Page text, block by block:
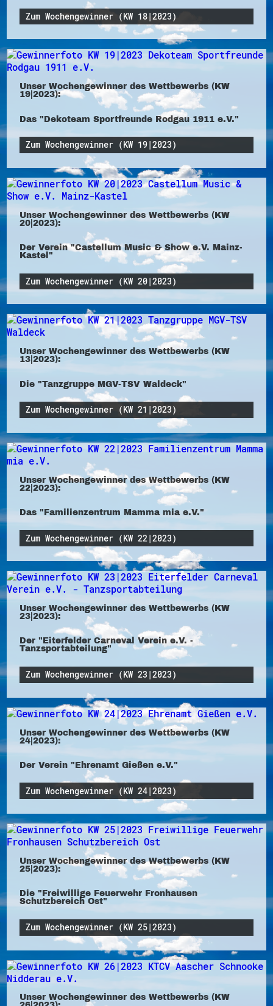
Zum Wochengewinner (KW 18|2023)
Unser Wochengewinner des Wettbewerbs (KW
19|2023):
Das "Dekoteam Sportfreunde Rodgau 1911 e.V."
Zum Wochengewinner (KW 19|2023)
Unser Wochengewinner des Wettbewerbs (KW
20|2023):
Der Verein "Castellum Music & Show e.V. Mainz-
Kastel"
Zum Wochengewinner (KW 20|2023)
Unser Wochengewinner des Wettbewerbs (KW
13|2023):
Die "Tanzgruppe MGV-TSV Waldeck"
Zum Wochengewinner (KW 21|2023)
Unser Wochengewinner des Wettbewerbs (KW
22|2023):
Das "Familienzentrum Mamma mia e.V."
Zum Wochengewinner (KW 22|2023)
Unser Wochengewinner des Wettbewerbs (KW
23|2023):
Der "Eiterfelder Carneval Verein e.V. -
Tanzsportabteilung"
Zum Wochengewinner (KW 23|2023)
Unser Wochengewinner des Wettbewerbs (KW
24|2023):
Der Verein "Ehrenamt Gießen e.V."
Zum Wochengewinner (KW 24|2023)
Unser Wochengewinner des Wettbewerbs (KW
25|2023):
Die "Freiwillige Feuerwehr Fronhausen
Schutzbereich Ost"
Zum Wochengewinner (KW 25|2023)
Unser Wochengewinner des Wettbewerbs (KW